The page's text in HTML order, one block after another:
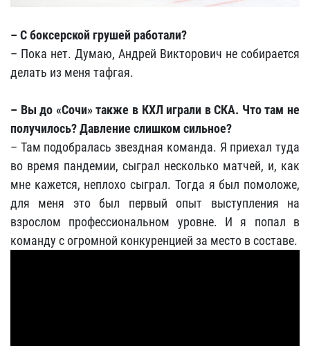
– С боксерской грушей работали?
– Пока нет. Думаю, Андрей Викторович не собирается
делать из меня тафгая.
– Вы до «Сочи» также в КХЛ играли в СКА. Что там не
получилось? Давление слишком сильное?
– Там подобралась звездная команда. Я приехал туда
во время пандемии, сыграл несколько матчей, и, как
мне кажется, неплохо сыграл. Тогда я был помоложе,
для меня это был первый опыт выступления на
взрослом профессиональном уровне. И я попал в
команду с огромной конкуренцией за место в составе.